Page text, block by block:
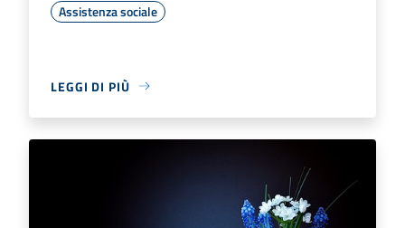
Assistenza sociale
LEGGI DI PIÙ